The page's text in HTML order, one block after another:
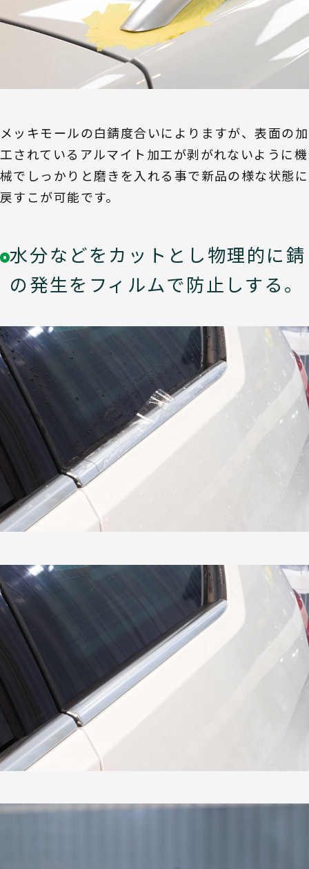
メッキモールの白錆度合いによりますが、表面の加
工されているアルマイト加工が剥がれないように機
械でしっかりと磨きを入れる事で新品の様な状態に
戻すこが可能です。
水分などをカットとし物理的に錆
の発生をフィルムで防止しする。